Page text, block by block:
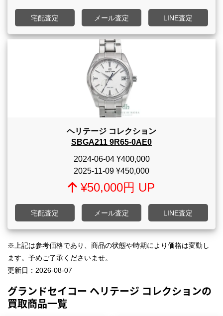
宅配査定 メール査定 LINE査定
ヘリテージ コレクション
SBGA211 9R65-0AE0
2024-06-04¥400,000
2025-11-09 ¥450,000
¥50,000円 UP
宅配査定 メール査定 LINE査定
※上記は参考価格であり、商品の状態や時期により価格は変動し
ます。予めご了承くださいませ。
更新日： 2026-08-07
グランドセイコー ヘリテージ コレクションの
買取商品一覧